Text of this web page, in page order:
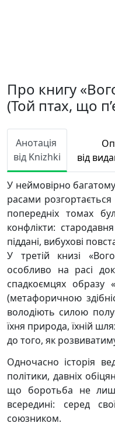
Про книгу
(Той птах, що
Анотація
від Knizhki
від
У неймовірно
расами розгортається
попередніх томах
конфлікти:
піддані, вибухові
У третій книзі
особливо на расі
спадкоємцях образу
(метафоричною
володіють силою
їхня природа, їхній
до того, як
Одночасно історія
політики, давніх
що боротьба не
всередині: серед
союзником.